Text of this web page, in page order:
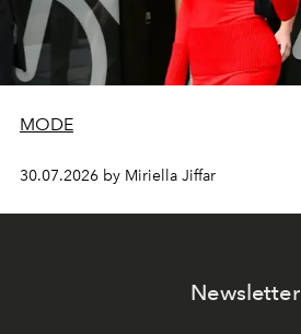
MODE
30.07.2026 by Miriella Jiffar
Newsletter